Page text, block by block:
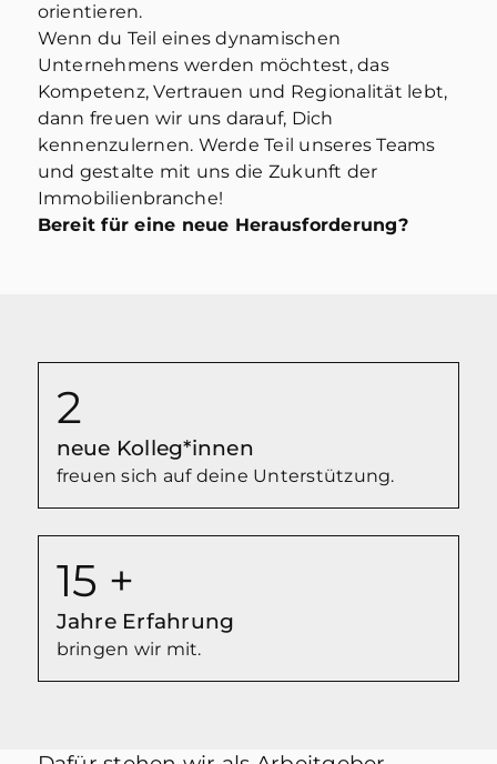
orientieren.
Wenn du Teil eines dynamischen
Unternehmens werden möchtest, das
Kompetenz, Vertrauen und Regionalität lebt,
dann freuen wir uns darauf, Dich
kennenzulernen. Werde Teil unseres Teams
und gestalte mit uns die Zukunft der
Immobilienbranche!
Bereit für eine neue Herausforderung?
2
neue Kolleg*innen
freuen sich auf deine Unterstützung.
15 +
Jahre Erfahrung
bringen wir mit.